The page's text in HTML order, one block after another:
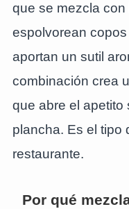
que se mezcla
espolvorean
aportan un sutil
combinación crea
que abre el apetito
plancha. Es el tipo
restaurante.
Por qué